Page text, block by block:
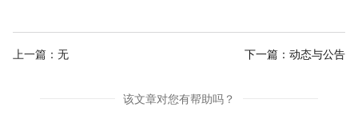
上一篇：无 下一篇： 动态与公告
该文章对您有帮助吗？